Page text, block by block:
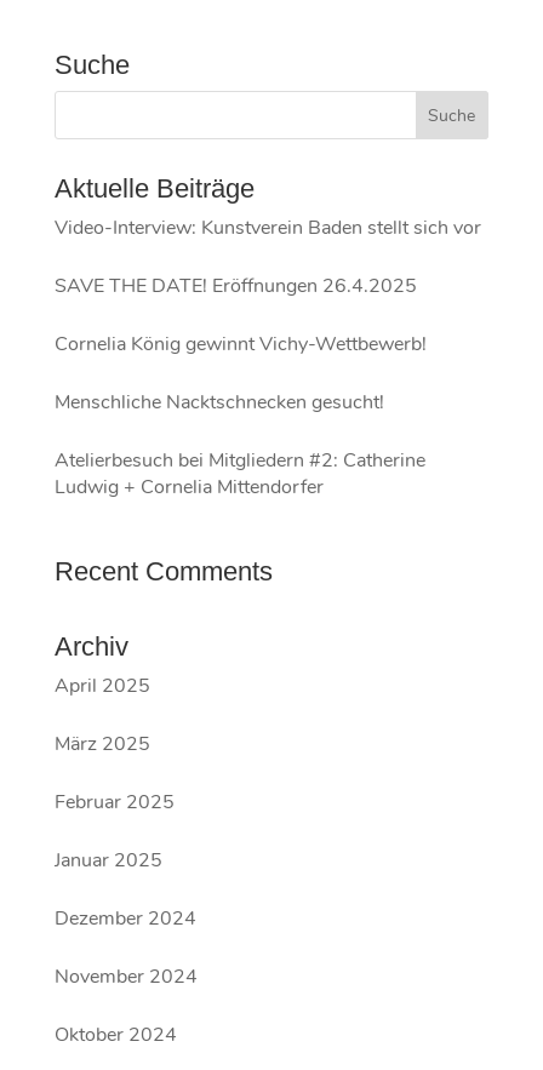
Suche
Aktuelle Beiträge
Video-Interview: Kunstverein Baden stellt sich vor
SAVE THE DATE! Eröffnungen 26.4.2025
Cornelia König gewinnt Vichy-Wettbewerb!
Menschliche Nacktschnecken gesucht!
Atelierbesuch bei Mitgliedern #2: Catherine
Ludwig + Cornelia Mittendorfer
Recent Comments
Archiv
April 2025
März 2025
Februar 2025
Januar 2025
Dezember 2024
November 2024
Oktober 2024